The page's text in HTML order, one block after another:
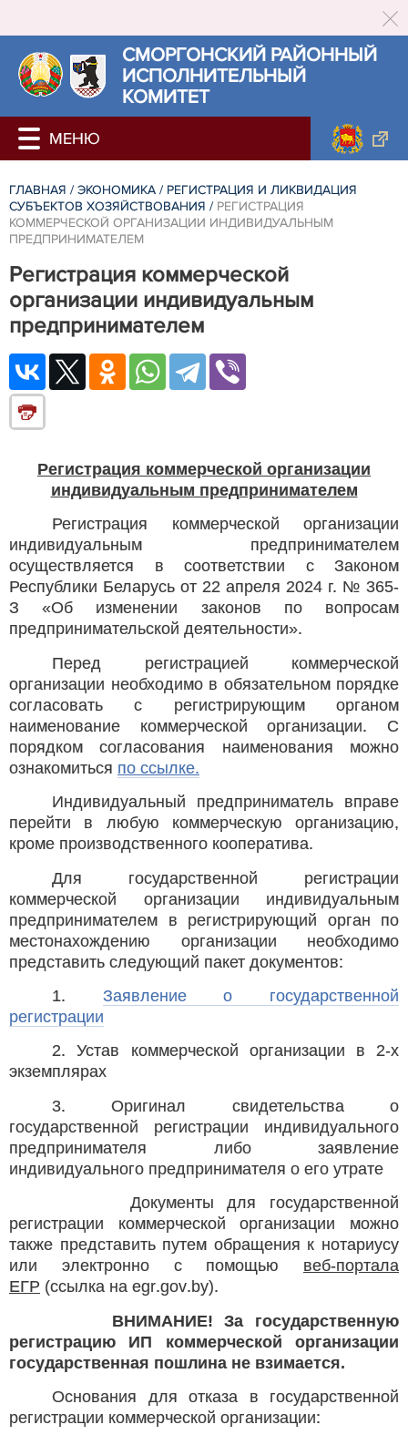
СМОРГОНСКИЙ РАЙОННЫЙ
ИСПОЛНИТЕЛЬНЫЙ
КОМИТЕТ
ГЛАВНАЯ / ЭКОНОМИКА / РЕГИСТРАЦИЯ И ЛИКВИДАЦИЯ
СУБЪЕКТОВ ХОЗЯЙСТВОВАНИЯ / РЕГИСТРАЦИЯ
КОММЕРЧЕСКОЙ ОРГАНИЗАЦИИ ИНДИВИДУАЛЬНЫМ
ПРЕДПРИНИМАТЕЛЕМ
Регистрация коммерческой
организации индивидуальным
предпринимателем
Регистрация коммерческой организации
индивидуальным предпринимателем
Регистрация коммерческой организации
индивидуальным предпринимателем
осуществляется в соответствии с Законом
Республики Беларусь от 22 апреля 2024 г. № 365-
З «Об изменении законов по вопросам
предпринимательской деятельности».
Перед регистрацией коммерческой
организации необходимо в обязательном порядке
согласовать с регистрирующим органом
наименование коммерческой организации. С
порядком согласования наименования можно
ознакомиться по ссылке.
Индивидуальный предприниматель вправе
перейти в любую коммерческую организацию,
кроме производственного кооператива.
Для государственной регистрации
коммерческой организации индивидуальным
предпринимателем в регистрирующий орган по
местонахождению организации необходимо
представить следующий пакет документов:
1. Заявление о государственной
регистрации
2. Устав коммерческой организации в 2-х
экземплярах
3. Оригинал свидетельства о
государственной регистрации индивидуального
предпринимателя либо заявление
индивидуального предпринимателя о его утрате
Документы для государственной
регистрации коммерческой организации можно
также представить путем обращения к нотариусу
или электронно с помощью веб-портала
ЕГР (ссылка на egr.gov.by).
ВНИМАНИЕ! За государственную
регистрацию ИП коммерческой организации
государственная пошлина не взимается.
Основания для отказа в государственной
регистрации коммерческой организации: